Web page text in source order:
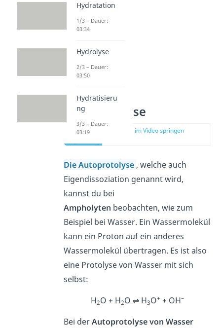
Autoprotolyse
zur Stelle im Video springen
Die Autoprotolyse , welche auch
Eigendissoziation genannt wird,
kannst du bei
Ampholyten beobachten, wie zum
Beispiel bei Wasser. Ein Wassermolekül
kann ein Proton auf ein anderes
Wassermolekül übertragen. Es ist also
eine Protolyse von Wasser mit sich
selbst:
H2O + H2O ⇌ H3O+ + OH–
Bei derAutoprotolyse von Wasser
Hydratation
1/3 – Dauer:
03:34
Hydrolyse
2/3 – Dauer:
03:50
Hydratisieru
ng
3/3 – Dauer:
03:19